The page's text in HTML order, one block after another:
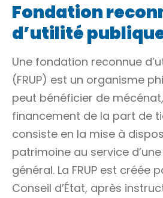
Fondation
d’utilité
Une fondation reconnue
(FRUP) est un organisme
peut bénéficier de
financement de la part de
consiste en la mise à
patrimoine au service
général. La FRUP est créée
Conseil d’État, après